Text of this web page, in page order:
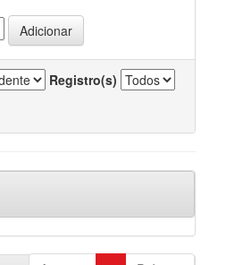
Registro(s)